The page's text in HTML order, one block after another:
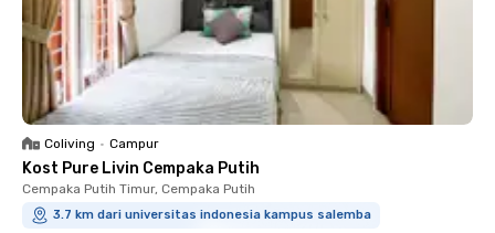
Coliving • Campur
Kost Pure Livin Cempaka Putih
Cempaka Putih Timur, Cempaka Putih
3.7 km dari universitas indonesia kampus salemba